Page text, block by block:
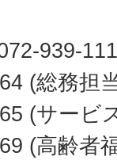
939-
(総務担
(サービ
(高齢者